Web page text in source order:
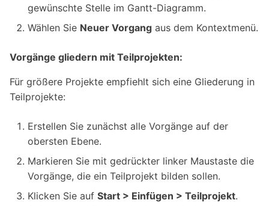
gewünschte Stelle im Gantt-Diagramm.
Wählen Sie Neuer Vorgang aus dem Kontextmenü.
Vorgänge gliedern mit Teilprojekten:
Für größere Projekte empfiehlt sich eine Gliederung in
Teilprojekte:
Erstellen Sie zunächst alle Vorgänge auf der
obersten Ebene.
Markieren Sie mit gedrückter linker Maustaste die
Vorgänge, die ein Teilprojekt bilden sollen.
Klicken Sie auf Start > Einfügen > Teilprojekt.